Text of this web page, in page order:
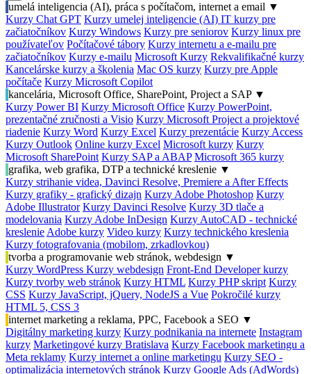
umelá inteligencia (AI), práca s počítačom, internet a email ▼
Kurzy Chat GPT Kurzy umelej inteligencie (AI) IT kurzy pre
začiatočníkov Kurzy Windows Kurzy pre seniorov Kurzy linux pre
používateľov Počítačové tábory Kurzy internetu a e-mailu pre
začiatočníkov Kurzy e-mailu Microsoft Kurzy Rekvalifikačné kurzy
Kancelárske kurzy a školenia Mac OS kurzy Kurzy pre Apple
počítače Kurzy Microsoft Copilot
kancelária, Microsoft Office, SharePoint, Project a SAP ▼
Kurzy Power BI Kurzy Microsoft Office Kurzy PowerPoint,
prezentačné zručnosti a Visio Kurzy Microsoft Project a projektové
riadenie Kurzy Word Kurzy Excel Kurzy prezentácie Kurzy Access
Kurzy Outlook Online kurzy Excel Microsoft kurzy Kurzy
Microsoft SharePoint Kurzy SAP a ABAP Microsoft 365 kurzy
grafika, web grafika, DTP a technické kreslenie ▼
Kurzy strihanie videa, Davinci Resolve, Premiere a After Effects
Kurzy grafiky - grafický dizajn Kurzy Adobe Photoshop Kurzy
Adobe Illustrator Kurzy Davinci Resolve Kurzy 3D tlače a
modelovania Kurzy Adobe InDesign Kurzy AutoCAD - technické
kreslenie Adobe kurzy Video kurzy Kurzy technického kreslenia
Kurzy fotografovania (mobilom, zrkadlovkou)
tvorba a programovanie web stránok, webdesign ▼
Kurzy WordPress Kurzy webdesign Front-End Developer kurzy
Kurzy tvorby web stránok Kurzy HTML Kurzy PHP skript Kurzy
CSS Kurzy JavaScript, jQuery, NodeJS a Vue Pokročilé kurzy
HTML 5, CSS 3
internet marketing a reklama, PPC, Facebook a SEO ▼
Digitálny marketing kurzy Kurzy podnikania na internete Instagram
kurzy Marketingové kurzy Bratislava Kurzy Facebook marketingu a
Meta reklamy Kurzy internet a online marketingu Kurzy SEO -
optimalizácia internetových stránok Kurzy Google Ads (AdWords)